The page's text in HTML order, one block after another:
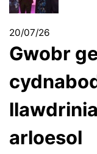
20/07/26
Gwobr
arloesol